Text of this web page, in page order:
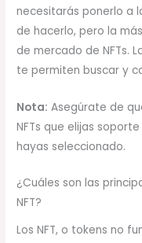
necesitarás ponerlo a
de hacerlo, pero la
de mercado de NFTs.
te permiten buscar y
Nota: Asegúrate de
NFTs que elijas
hayas seleccionado.
¿Cuáles son las
NFT?
Los NFT, o tokens no